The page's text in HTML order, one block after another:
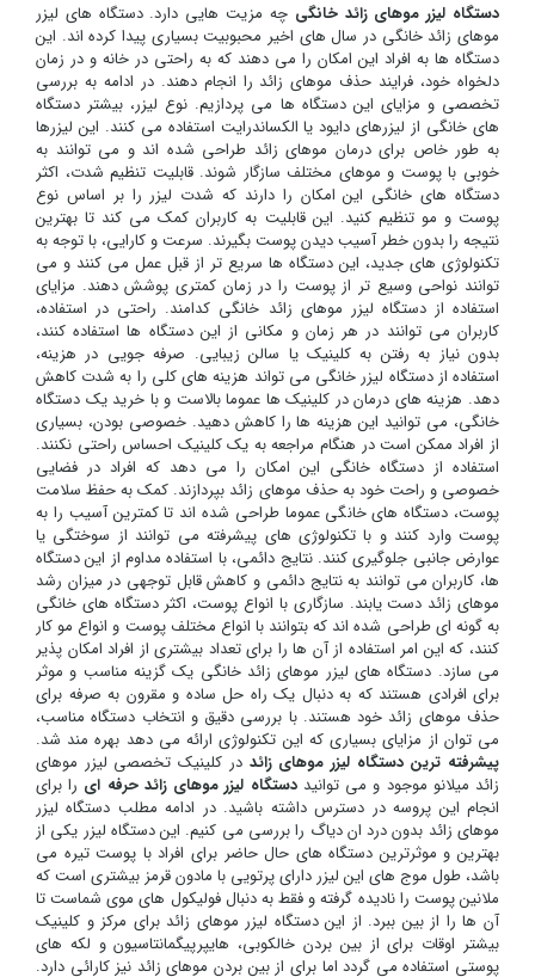
دستگاه لیزر موهای زائد خانگی چه مزیت هایی دارد. دستگاه های لیزر
موهای زائد خانگی در سال های اخیر محبوبیت بسیاری پیدا کرده اند. این
دستگاه ها به افراد این امکان را می دهند که به راحتی در خانه و در زمان
دلخواه خود، فرایند حذف موهای زائد را انجام دهند. در ادامه به بررسی
تخصصی و مزایای این دستگاه ها می پردازیم. نوع لیزر، بیشتر دستگاه
های خانگی از لیزرهای دایود یا الکساندرایت استفاده می کنند. این لیزرها
به طور خاص برای درمان موهای زائد طراحی شده اند و می توانند به
خوبی با پوست و موهای مختلف سازگار شوند. قابلیت تنظیم شدت، اکثر
دستگاه های خانگی این امکان را دارند که شدت لیزر را بر اساس نوع
پوست و مو تنظیم کنید. این قابلیت به کاربران کمک می کند تا بهترین
نتیجه را بدون خطر آسیب دیدن پوست بگیرند. سرعت و کارایی، با توجه به
تکنولوژی های جدید، این دستگاه ها سریع تر از قبل عمل می کنند و می
توانند نواحی وسیع تر از پوست را در زمان کمتری پوشش دهند. مزایای
استفاده از دستگاه لیزر موهای زائد خانگی کدامند. راحتی در استفاده،
کاربران می توانند در هر زمان و مکانی از این دستگاه ها استفاده کنند،
بدون نیاز به رفتن به کلینیک یا سالن زیبایی. صرفه جویی در هزینه،
استفاده از دستگاه لیزر خانگی می تواند هزینه های کلی را به شدت کاهش
دهد. هزینه های درمان در کلینیک ها عموما بالاست و با خرید یک دستگاه
خانگی، می توانید این هزینه ها را کاهش دهید. خصوصی بودن، بسیاری
از افراد ممکن است در هنگام مراجعه به یک کلینیک احساس راحتی نکنند.
استفاده از دستگاه خانگی این امکان را می دهد که افراد در فضایی
خصوصی و راحت خود به حذف موهای زائد بپردازند. کمک به حفظ سلامت
پوست، دستگاه های خانگی عموما طراحی شده اند تا کمترین آسیب را به
پوست وارد کنند و با تکنولوژی های پیشرفته می توانند از سوختگی یا
عوارض جانبی جلوگیری کنند. نتایج دائمی، با استفاده مداوم از این دستگاه
ها، کاربران می توانند به نتایج دائمی و کاهش قابل توجهی در میزان رشد
موهای زائد دست یابند. سازگاری با انواع پوست، اکثر دستگاه های خانگی
به گونه ای طراحی شده اند که بتوانند با انواع مختلف پوست و انواع مو کار
کنند، که این امر استفاده از آن ها را برای تعداد بیشتری از افراد امکان پذیر
می سازد. دستگاه های لیزر موهای زائد خانگی یک گزینه مناسب و موثر
برای افرادی هستند که به دنبال یک راه حل ساده و مقرون به صرفه برای
حذف موهای زائد خود هستند. با بررسی دقیق و انتخاب دستگاه مناسب،
می توان از مزایای بسیاری که این تکنولوژی ارائه می دهد بهره مند شد.
پیشرفته ترین دستگاه لیزر موهای زائد در کلینیک تخصصی لیزر موهای
زائد میلانو موجود و می توانیددستگاه لیزر موهای زائد حرفه ای را برای
انجام این پروسه در دسترس داشته باشید. در ادامه مطلب دستگاه لیزر
موهای زائد بدون درد ان دیاگ را بررسی می کنیم. این دستگاه لیزر یکی از
بهترین و موثرترین دستگاه های حال حاضر برای افراد با پوست تیره می
باشد، طول موج های این لیزر دارای پرتویی با مادون قرمز بیشتری است که
ملانین پوست را نادیده گرفته و فقط به دنبال فولیکول های موی شماست تا
آن ها را از بین ببرد. از این دستگاه لیزر موهای زائد برای مرکز و کلینیک
بیشتر اوقات برای از بین بردن خالکوبی، هایپرپیگمانتاسیون و لکه های
پوستی استفاده می گردد اما برای از بین بردن موهای زائد نیز کارائی دارد.